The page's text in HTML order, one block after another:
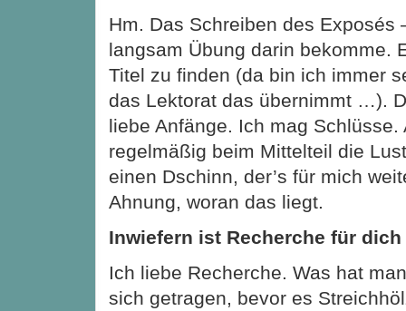
Hm. Das Schreiben des Exposés
langsam Übung darin bekomme.
Titel zu finden (da bin ich immer
das Lektorat das übernimmt …).
liebe Anfänge. Ich mag Schlüsse.
regelmäßig beim Mittelteil die
einen Dschinn, der’s für mich
Ahnung, woran das liegt.
Inwiefern ist Recherche für dich
Ich liebe Recherche. Was hat
sich getragen, bevor es